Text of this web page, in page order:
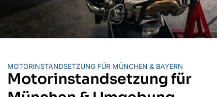
MOTORINSTANDSETZUNG FÜR MÜNCHEN & BAYERN
Motorinstandsetzung für